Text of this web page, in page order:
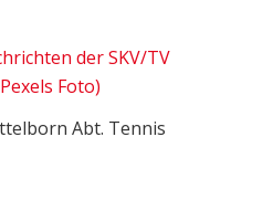
Abt. Tennis